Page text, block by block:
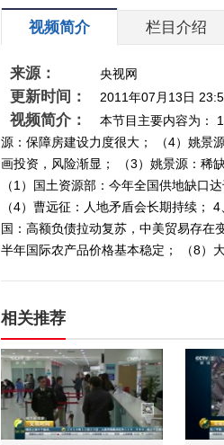
视频简介 栏目介绍
来源： 央视网
更新时间： 2011年07月13日
视频简介：
本节目主要内容为：
源：保障房建设力度很大； （4）姚景
画投资，风险渐显； （3）姚景源：稀
（1）国土资源部：今年全国供地缺口
（4）曹远征：人地矛盾会长期持续；
国：高额负债拉动复苏，中美贸易存在
半年国际农产品价格基本稳定； （8）
相关推荐